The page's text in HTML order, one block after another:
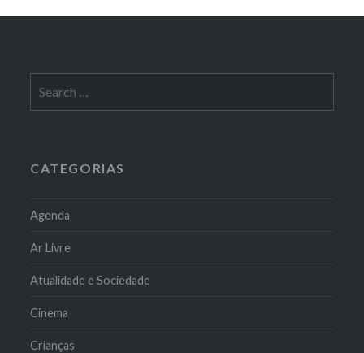
for:
CATEGORIAS
Agenda
Ar Livre
Atualidade e Sociedade
Cinema
Crianças